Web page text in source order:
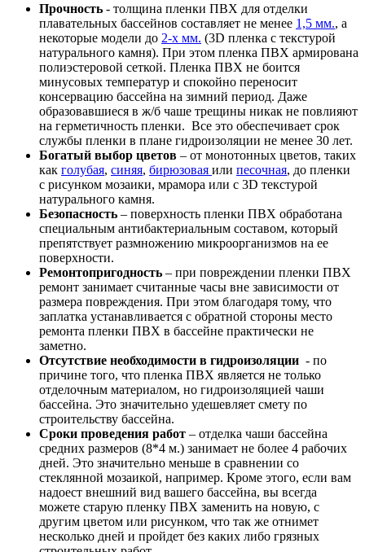
Прочность - толщина пленки ПВХ для отделки
плавательных бассейнов составляет не менее 1,5 мм., а
некоторые модели до 2-х мм. (3D пленка с текстурой
натурального камня). При этом пленка ПВХ армирована
полиэстеровой сеткой. Пленка ПВХ не боится
минусовых температур и спокойно переносит
консервацию бассейна на зимний период. Даже
образовавшиеся в ж/б чаше трещины никак не повлияют
на герметичность пленки. Все это обеспечивает срок
службы пленки в плане гидроизоляции не менее 30 лет.
Богатый выбор цветов – от монотонных цветов, таких
как голубая, синяя, бирюзовая или песочная, до пленки
с рисунком мозаики, мрамора или с 3D текстурой
натурального камня.
Безопасность – поверхность пленки ПВХ обработана
специальным антибактериальным составом, который
препятствует размножению микроорганизмов на ее
поверхности.
Ремонтопригодность – при повреждении пленки ПВХ
ремонт занимает считанные часы вне зависимости от
размера повреждения. При этом благодаря тому, что
заплатка устанавливается с обратной стороны место
ремонта пленки ПВХ в бассейне практически не
заметно.
Отсутствие необходимости в гидроизоляции - по
причине того, что пленка ПВХ является не только
отделочным материалом, но гидроизоляцией чаши
бассейна. Это значительно удешевляет смету по
строительству бассейна.
Сроки проведения работ – отделка чаши бассейна
средних размеров (8*4 м.) занимает не более 4 рабочих
дней. Это значительно меньше в сравнении со
стеклянной мозаикой, например. Кроме этого, если вам
надоест внешний вид вашего бассейна, вы всегда
можете старую пленку ПВХ заменить на новую, с
другим цветом или рисунком, что так же отнимет
несколько дней и пройдет без каких либо грязных